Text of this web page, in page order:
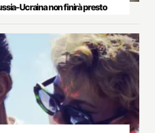
Ucraina non finirà presto